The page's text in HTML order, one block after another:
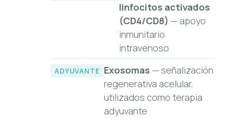
linfocitos activados
(CD4/CD8) — apoyo
inmunitario
intravenoso
ADYUVANTE Exosomas— señalización
regenerativa acelular,
utilizados como terapia
adyuvante